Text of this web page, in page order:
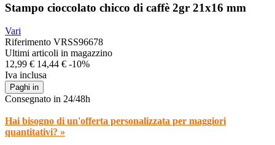
Stampo cioccolato chicco di caffè 2gr 21x16 mm
Vari
Riferimento VRSS96678
Ultimi articoli in magazzino
12,99 € 14,44 € -10%
Iva inclusa
Paghi in
Consegnato in 24/48h
Hai bisogno di un'offerta personalizzata per maggiori
quantitativi? »